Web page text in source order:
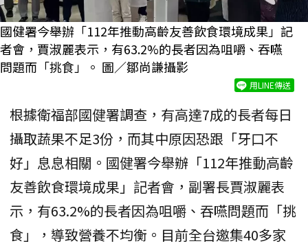
國健署今舉辦「112年推動高齡友善飲食環境成果」記
者會，賈淑麗表示，有63.2%的長者因為咀嚼、吞嚥
問題而「挑食」。 圖／鄒尚謙攝影
用LINE傳送
根據衛福部國健署調查，有高達7成的長者每日
攝取蔬果不足3份，而其中原因恐跟「牙口不
好」息息相關。國健署今舉辦「112年推動高齡
友善飲食環境成果」記者會，副署長賈淑麗表
示，有63.2%的長者因為咀嚼、吞嚥問題而「挑
食」，導致營養不均衡。目前全台邀集40多家